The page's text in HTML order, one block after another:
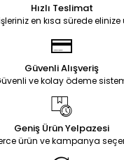
Hızlı Teslimat
en kısa sürede elinize
Güvenli Alışveriş
ve kolay ödeme
Geniş Ürün Yelpazesi
ürün ve kampanya